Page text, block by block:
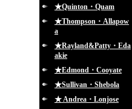
★Quinton・Quam
★Thompson・Allapow
a
★Rayland&Patty・Eda
akie
★Edmond・Cooyate
★Sullivan・Shebola
★ Andrea・Lonjose